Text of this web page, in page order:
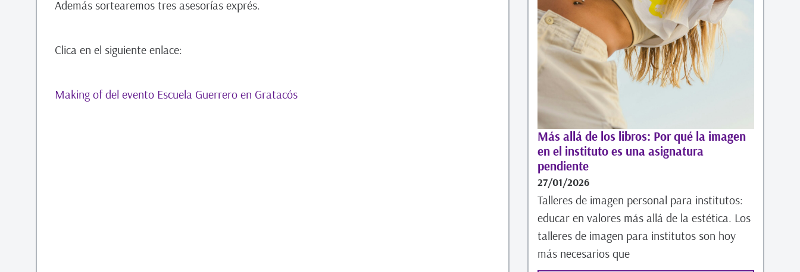
Además sortearemos tres asesorías exprés.
Clica en el siguiente enlace:
Making of del evento Escuela Guerrero en Gratacós
Más allá de los libros: Por qué la imagen
en el instituto es una asignatura
pendiente
27/01/2026
Talleres de imagen personal para institutos:
educar en valores más allá de la estética. Los
talleres de imagen para institutos son hoy
más necesarios que